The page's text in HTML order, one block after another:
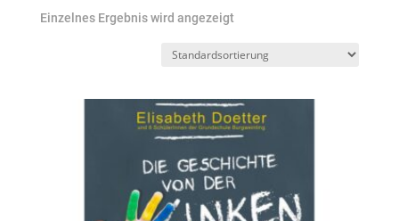
Einzelnes Ergebnis wird angezeigt